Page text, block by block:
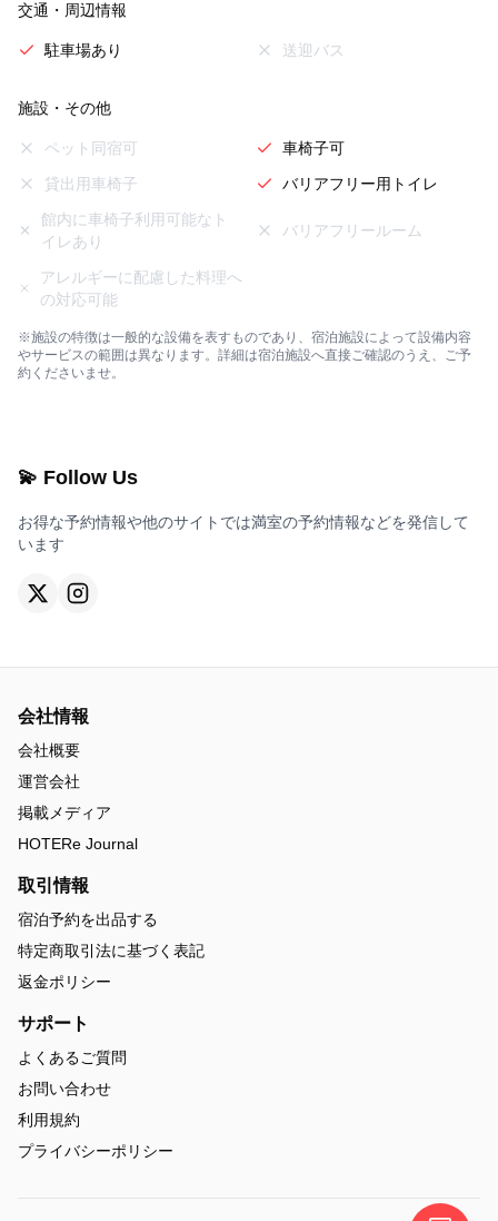
交通・周辺情報
駐車場あり 送迎バス
施設・その他
ペット同宿可
車椅子可
貸出用車椅子
バリアフリー用トイレ
館内に車椅子利用可能なト
イレあり
バリアフリールーム
アレルギーに配慮した料理へ
の対応可能
※施設の特徴は一般的な設備を表すものであり、宿泊施設によって設備内容
やサービスの範囲は異なります。詳細は宿泊施設へ直接ご確認のうえ、ご予
約くださいませ。
💫 Follow Us
お得な予約情報や他のサイトでは満室の予約情報などを発信して
います
会社情報
会社概要
運営会社
掲載メディア
HOTERe Journal
取引情報
宿泊予約を出品する
特定商取引法に基づく表記
返金ポリシー
サポート
よくあるご質問
お問い合わせ
利用規約
プライバシーポリシー